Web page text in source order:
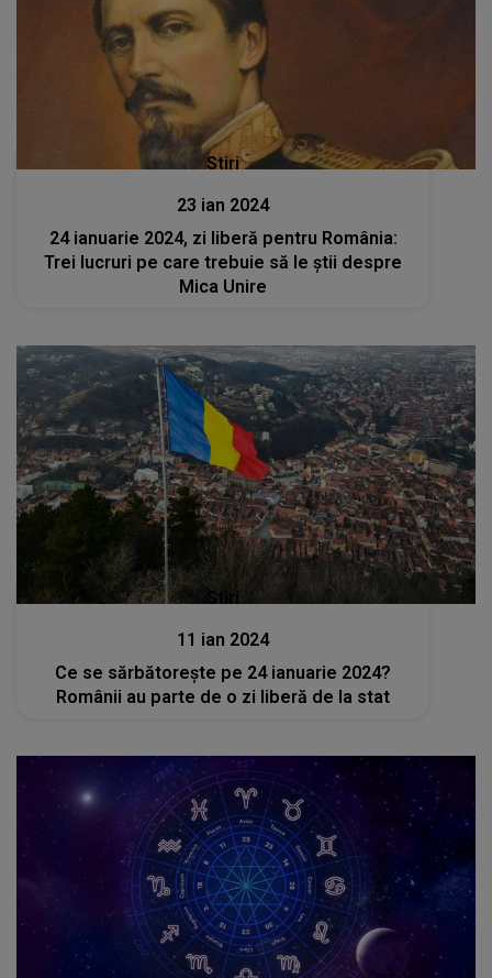
Stiri
23 ian 2024
24 ianuarie 2024, zi liberă pentru România:
Trei lucruri pe care trebuie să le știi despre
Mica Unire
Stiri
11 ian 2024
Ce se sărbătorește pe 24 ianuarie 2024?
Românii au parte de o zi liberă de la stat